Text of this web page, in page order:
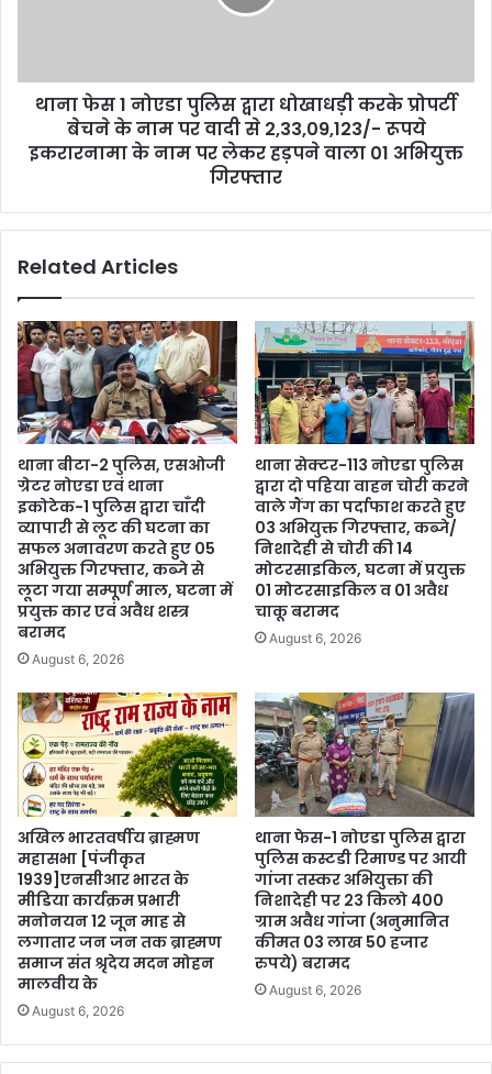
थाना फेस 1 नोएडा पुलिस द्वारा धोखाधड़ी करके प्रोपर्टी
बेचने के नाम पर वादी से 2,33,09,123/- रूपये
इकरारनामा के नाम पर लेकर हड़पने वाला 01 अभियुक्त
गिरफ्तार
Related Articles
थाना बीटा-2 पुलिस, एसओजी
ग्रेटर नोएडा एवं थाना
इकोटेक-1 पुलिस द्वारा चाँदी
व्यापारी से लूट की घटना का
सफल अनावरण करते हुए 05
अभियुक्त गिरफ्तार, कब्जे से
लूटा गया सम्पूर्ण माल, घटना में
प्रयुक्त कार एवं अवैध शस्त्र
बरामद
August 6, 2026
थाना सेक्टर-113 नोएडा पुलिस
द्वारा दो पहिया वाहन चोरी करने
वाले गैंग का पर्दाफाश करते हुए
03 अभियुक्त गिरफ्तार, कब्जे/
निशादेही से चोरी की 14
मोटरसाइकिल, घटना में प्रयुक्त
01 मोटरसाइकिल व 01 अवैध
चाकू बरामद
August 6, 2026
अखिल भारतवर्षीय ब्राह्मण
महासभा [पंजीकृत
1939]एनसीआर भारत के
मीडिया कार्यक्रम प्रभारी
मनोनयन 12 जून माह से
लगातार जन जन तक ब्राह्मण
समाज संत श्रृदेय मदन मोहन
मालवीय के
August 6, 2026
थाना फेस-1 नोएडा पुलिस द्वारा
पुलिस कस्टडी रिमाण्ड पर आयी
गांजा तस्कर अभियुक्ता की
निशादेही पर 23 किलो 400
ग्राम अवैध गांजा (अनुमानित
कीमत 03 लाख 50 हजार
रुपये) बरामद
August 6, 2026